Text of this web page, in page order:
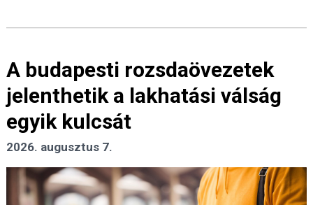
A budapesti rozsdaövezetek
jelenthetik a lakhatási válság
egyik kulcsát
2026. augusztus 7.